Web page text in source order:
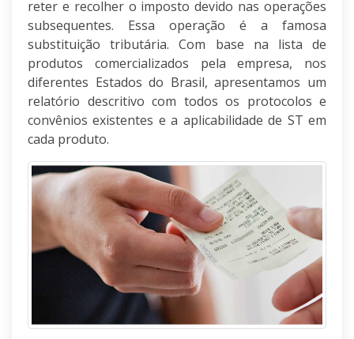
reter e recolher o imposto devido nas operações
subsequentes. Essa operação é a famosa
substituição tributária. Com base na lista de
produtos comercializados pela empresa, nos
diferentes Estados do Brasil, apresentamos um
relatório descritivo com todos os protocolos e
convênios existentes e a aplicabilidade de ST em
cada produto.